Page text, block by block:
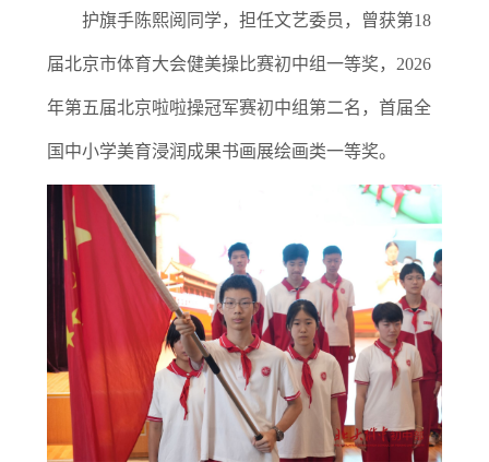
护旗手陈熙阅同学，担任文艺委员，曾获第18
届北京市体育大会健美操比赛初中组一等奖， 2026
年第五届北京啦啦操冠军赛初中组第二名， 首届全
国中小学美育浸润成果书画展绘画类一等奖。